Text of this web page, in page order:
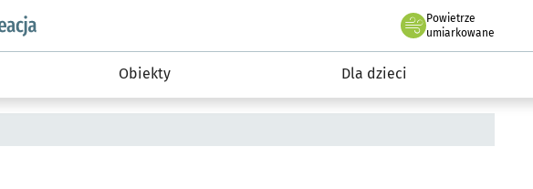
podserwis: Sport i rekreacja
Powietrze
we Wrocławiu
umiarkowane
Obiekty Dla dzieci